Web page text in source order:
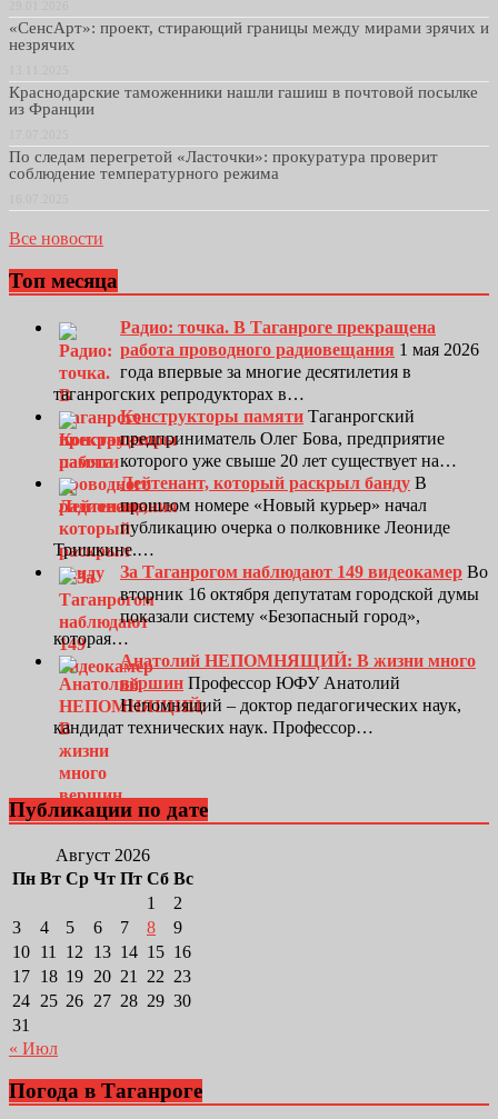
«СенсАрт»: проект, стирающий границы между мирами зрячих и
незрячих
Краснодарские таможенники нашли гашиш в почтовой посылке
из Франции
По следам перегретой «Ласточки»: прокуратура проверит
соблюдение температурного режима
Все новости
Топ месяца
Радио: точка. В Таганроге прекращена
работа проводного радиовещания 1 мая 2026
года впервые за многие десятилетия в
таганрогских репродукторах в…
Конструкторы памяти Таганрогский
предприниматель Олег Бова, предприятие
которого уже свыше 20 лет существует на…
Лейтенант, который раскрыл банду В
прошлом номере «Новый курьер» начал
публикацию очерка о полковнике Леониде
Тришкине.…
За Таганрогом наблюдают 149 видеокамер Во
вторник 16 октября депутатам городской думы
показали систему «Безопасный город»,
которая…
Анатолий НЕПОМНЯЩИЙ: В жизни много
вершин Профессор ЮФУ Анатолий
Непомнящий – доктор педагогических наук,
кандидат технических наук. Профессор…
Публикации по дате
Август 2026
Пн Вт Ср Чт Пт Сб Вс
1
2
3
4 5 6 7 8
9
10 11 12 13 14 15 16
17 18 19 20 21 22 23
24 25 26 27 28 29 30
31
« Июл
Погода в Таганроге